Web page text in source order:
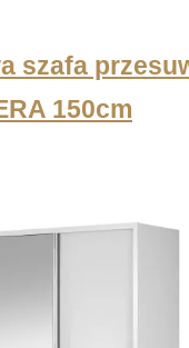
szafa
150cm